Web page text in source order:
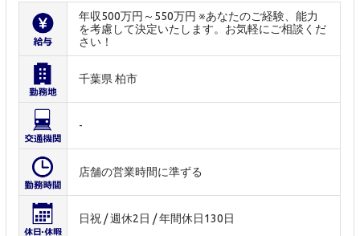
年収500万円～550万円 ※あなたのご経験、能力
を考慮して決定いたします。お気軽にご相談くだ
さい！
千葉県 柏市
-
店舗の営業時間に準ずる
日祝 / 週休2日 / 年間休日130日